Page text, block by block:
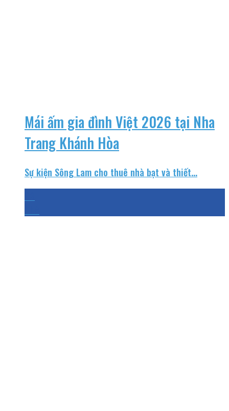
Mái ấm gia đình Việt 2026 tại Nha
Trang Khánh Hòa
Sự kiện Sông Lam cho thuê nhà bạt và thiết...